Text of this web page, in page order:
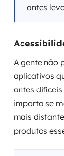
antes
A gente não
aplicativos
antes
importa se
mais
produtos